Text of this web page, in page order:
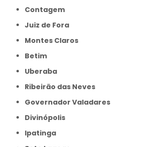
Contagem
Juiz de Fora
Montes Claros
Betim
Uberaba
Ribeirão das Neves
Governador Valadares
Divinópolis
Ipatinga